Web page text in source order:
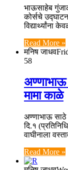
भाऊसाहेब
कोर्सचे
विद्यार्थ्यांना
Read More »
मनिष जाधव
58
अण्णाभाऊ
मामा काळे
अण्णाभाऊ साठे
दि.१
वाघीनाला
Read More »